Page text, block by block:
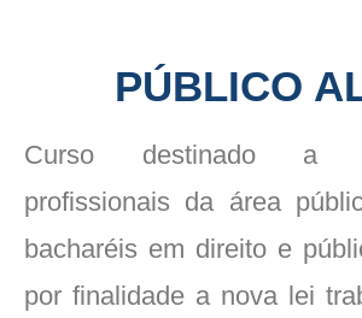
PÚBLICO
Curso destinado a
profissionais da área
bacharéis em direito e
por finalidade a nova lei